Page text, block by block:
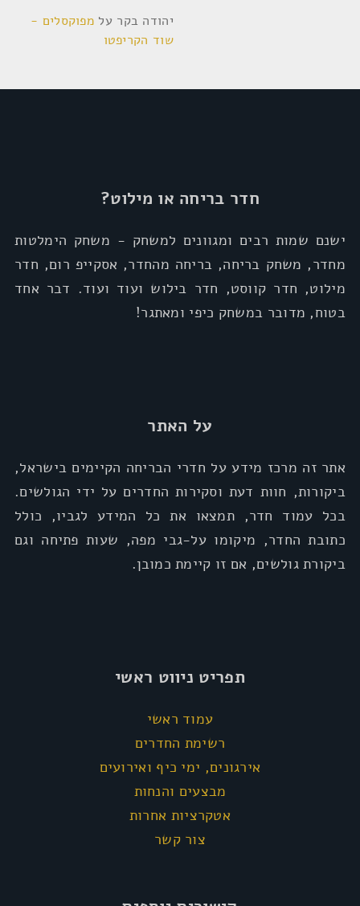
יהודה בקר על מפוקסלים -
שוד הקריפטו
חדר בריחה או מילוט?
ישנם שמות רבים ומגוונים למשחק - משחק הימלטות
מחדר, משחק בריחה, בריחה מהחדר, אסקייפ רום, חדר
מילוט, חדר קווסט, חדר בילוש ועוד ועוד. דבר אחד
בטוח, מדובר במשחק כיפי ומאתגר!
על האתר
אתר זה מרכז מידע על חדרי הבריחה הקיימים בישראל,
ביקורות, חוות דעת וסקירות החדרים על ידי הגולשים.
בכל עמוד חדר, תמצאו את כל המידע לגביו, כולל
כתובת החדר, מיקומו על-גבי מפה, שעות פתיחה וגם
ביקורת גולשים, אם זו קיימת כמובן.
תפריט ניווט ראשי
עמוד ראשי
רשימת החדרים
אירגונים, ימי כיף ואירועים
מבצעים והנחות
אטקרציות אחרות
צור קשר